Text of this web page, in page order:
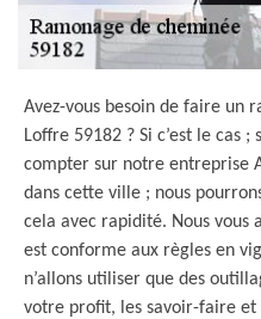
Avez-vous besoin de faire un
Loffre 59182 ? Si c’est le cas ;
compter sur notre entreprise
dans cette ville ; nous
cela avec rapidité. Nous vous
est conforme aux règles en
n’allons utiliser que des
votre profit, les savoir-faire et